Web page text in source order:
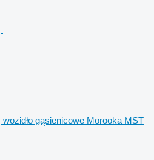
wozidło gąsienicowe Morooka MST